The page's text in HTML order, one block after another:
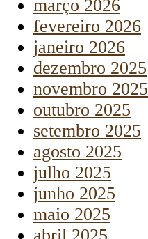
março 2026
fevereiro 2026
janeiro 2026
dezembro 2025
novembro 2025
outubro 2025
setembro 2025
agosto 2025
julho 2025
junho 2025
maio 2025